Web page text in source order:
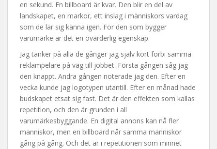
en sekund. En billboard är kvar. Den blir en del av
landskapet, en markör, ett inslag i människors vardag
som de lär sig känna igen. För den som bygger
varumärke är det en ovärderlig egenskap.
Jag tänker på alla de gånger jag själv kört förbi samma
reklampelare på väg till jobbet. Första gången såg jag
den knappt. Andra gången noterade jag den. Efter en
vecka kunde jag logotypen utantill. Efter en månad hade
budskapet etsat sig fast. Det är den effekten som kallas
repetition, och den är grunden i all
varumärkesbyggande. En digital annons kan nå fler
människor, men en billboard når samma människor
gång på gång. Och det är i repetitionen som minnet